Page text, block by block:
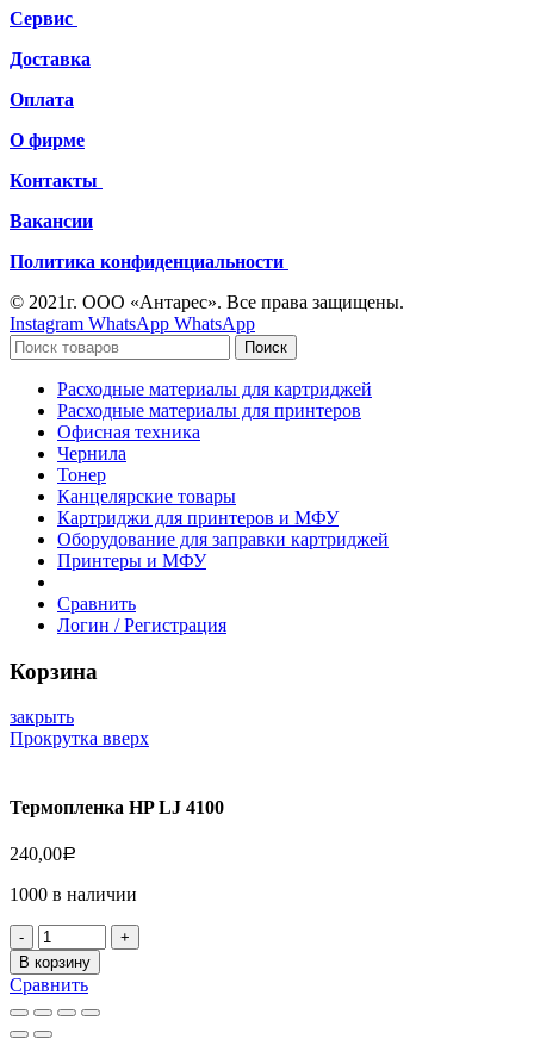
Сервис
Доставка
Оплата
О фирме
Контакты
Вакансии
Политика конфиденциальности
© 2021г. ООО «Антарес». Все права защищены.
Instagram WhatsApp WhatsApp
Поиск
Расходные материалы для картриджей
Расходные материалы для принтеров
Офисная техника
Чернила
Тонер
Канцелярские товары
Картриджи для принтеров и МФУ
Оборудование для заправки картриджей
Принтеры и МФУ
Сравнить
Логин / Регистрация
Корзина
закрыть
Прокрутка вверх
Термопленка HP LJ 4100
240,00Р
1000 в наличии
Количество
товара
Термопленка
HP
LJ
В корзину
Сравнить